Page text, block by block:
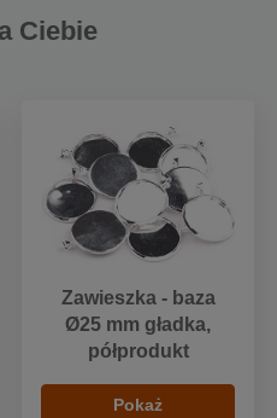
Ciebie
Zawieszka - baza
Ø25 mm gładka,
półprodukt
Pokaż